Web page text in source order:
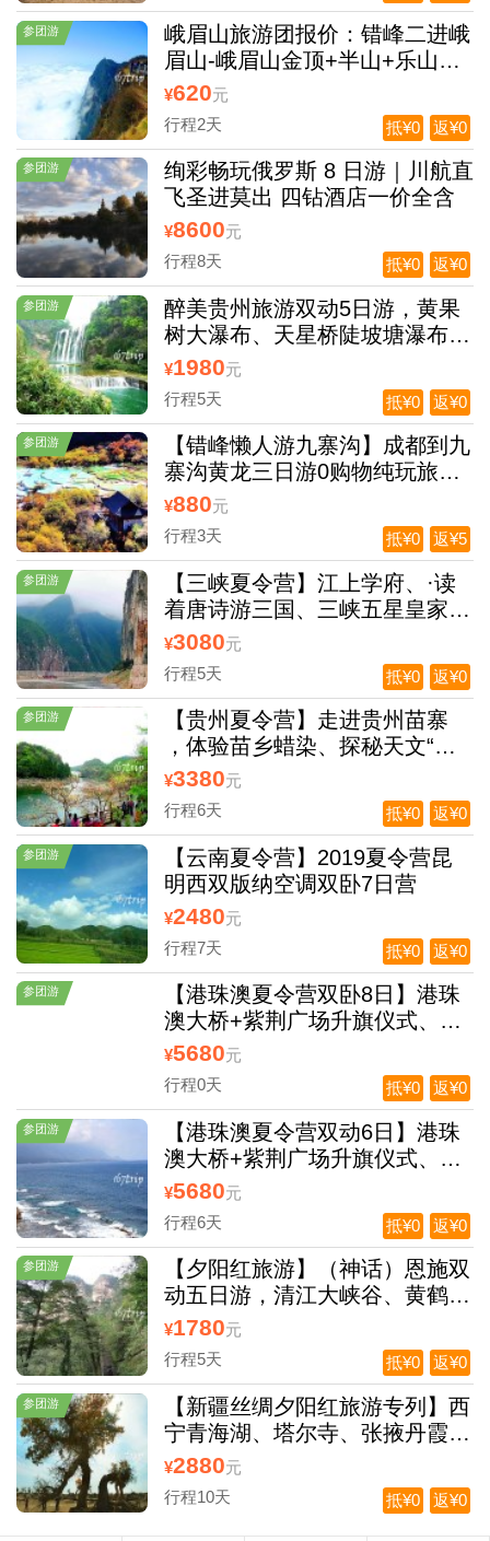
参团游
峨眉山旅游团报价：错峰二进峨
眉山-峨眉山金顶+半山+乐山大
佛纯玩2日，住峨眉山+养生汤
锅，游峨眉山1.5天
¥620元
行程2天
返¥0
抵¥0
参团游
绚彩畅玩俄罗斯 8 日游｜川航直
飞圣进莫出 四钻酒店一价全含
¥8600元
行程8天
返¥0
抵¥0
参团游
醉美贵州旅游双动5日游，黄果
树大瀑布、天星桥陡坡塘瀑布、
梵净山荔波小七孔、西江千户苗
寨青岩古镇双动5日游
¥1980元
行程5天
返¥0
抵¥0
参团游
【错峰懒人游九寨沟】成都到九
寨沟黄龙三日游0购物纯玩旅游
团，9点出发不起早
¥880元
行程3天
返¥5
抵¥0
参团游
【三峡夏令营】江上学府、·读
着唐诗游三国、三峡五星皇家游
轮-移动式研学旅行5日 （0自费
0购物）
¥3080元
行程5天
返¥0
抵¥0
参团游
【贵州夏令营】走进贵州苗寨
，体验苗乡蜡染、探秘天文“天
眼” 双动7日营（0自费0购物）
¥3380元
行程6天
返¥0
抵¥0
参团游
【云南夏令营】2019夏令营昆
明西双版纳空调双卧7日营
¥2480元
行程7天
返¥0
抵¥0
参团游
【港珠澳夏令营双卧8日】港珠
澳大桥+紫荆广场升旗仪式、香
港海洋公园、香港大学、太空
馆、星光大道+澳门大三巴+长
隆野生世界、长隆国际大马戏、
黄埔军校
¥5680元
行程0天
返¥0
抵¥0
参团游
【港珠澳夏令营双动6日】港珠
澳大桥+紫荆广场升旗仪式、香
港海洋公园、香港大学、太空
馆、星光大道+澳门大三巴+长
隆野生世界、长隆国际大马戏、
黄埔军校
¥5680元
行程6天
返¥0
抵¥0
参团游
【夕阳红旅游】（神话）恩施双
动五日游，清江大峡谷、黄鹤桥
峰林、女儿城、大峡谷、土司城
双动纯玩五日游 (0自费0购物)
¥1780元
行程5天
返¥0
抵¥0
参团游
【新疆丝绸夕阳红旅游专列】西
宁青海湖、塔尔寺、张掖丹霞地
貌、嘉峪关、敦煌鸣沙山、月牙
泉、莫高窟、吐鲁番坎儿井、葡
萄沟、新疆天山天池、二道桥空
¥2880元
行程10天
返¥0
抵¥0